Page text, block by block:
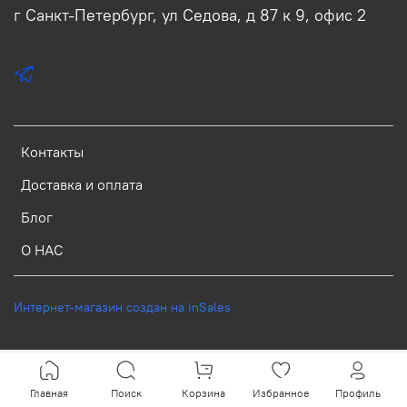
Контакты
Доставка и оплата
Блог
О НАС
г Санкт-Петербург, ул Седова, д 87 к 9, офис 2
Интернет-магазин создан на inSales
Главная Поиск Корзина Избранное Профиль